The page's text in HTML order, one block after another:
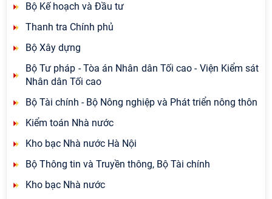
Bộ Kế hoạch và Đầu tư
Thanh tra Chính phủ
Bộ Xây dựng
Bộ Tư pháp - Tòa án Nhân dân Tối cao - Viện Kiểm sát
Nhân dân Tối cao
Bộ Tài chính - Bộ Nông nghiệp và Phát triển nông thôn
Kiểm toán Nhà nước
Kho bạc Nhà nước Hà Nội
Bộ Thông tin và Truyền thông, Bộ Tài chính
Kho bạc Nhà nước